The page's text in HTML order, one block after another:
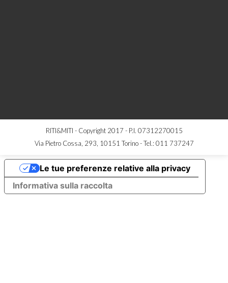
RITI&MITI - Copyright 2017 - P.I. 07312270015
Via Pietro Cossa, 293, 10151 Torino -Tel.: 011 737247
Informativa sulla raccolta
Le tue preferenze relative alla privacy